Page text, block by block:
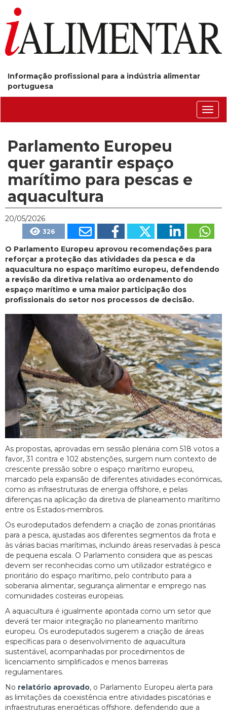
Informação profissional para a indústria alimentar
portuguesa
Parlamento Europeu
quer garantir espaço
marítimo para pescas e
aquacultura
20/05/2026
326
O Parlamento Europeu aprovou recomendações para
reforçar a proteção das atividades da pesca e da
aquacultura no espaço marítimo europeu, defendendo
a revisão da diretiva relativa ao ordenamento do
espaço marítimo e uma maior participação dos
profissionais do setor nos processos de decisão.
As propostas, aprovadas em sessão plenária com 518 votos a
favor, 31 contra e 102 abstenções, surgem num contexto de
crescente pressão sobre o espaço marítimo europeu,
marcado pela expansão de diferentes atividades económicas,
como as infraestruturas de energia offshore, e pelas
diferenças na aplicação da diretiva de planeamento marítimo
entre os Estados-membros.
Os eurodeputados defendem a criação de zonas prioritárias
para a pesca, ajustadas aos diferentes segmentos da frota e
às várias bacias marítimas, incluindo áreas reservadas à pesca
de pequena escala. O Parlamento considera que as pescas
devem ser reconhecidas como um utilizador estratégico e
prioritário do espaço marítimo, pelo contributo para a
soberania alimentar, segurança alimentar e emprego nas
comunidades costeiras europeias.
A aquacultura é igualmente apontada como um setor que
deverá ter maior integração no planeamento marítimo
europeu. Os eurodeputados sugerem a criação de áreas
específicas para o desenvolvimento de aquacultura
sustentável, acompanhadas por procedimentos de
licenciamento simplificados e menos barreiras
regulamentares.
No relatório aprovado, o Parlamento Europeu alerta para
as limitações da coexistência entre atividades piscatórias e
infraestruturas energéticas offshore, defendendo que a